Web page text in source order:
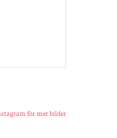
för mer bilder